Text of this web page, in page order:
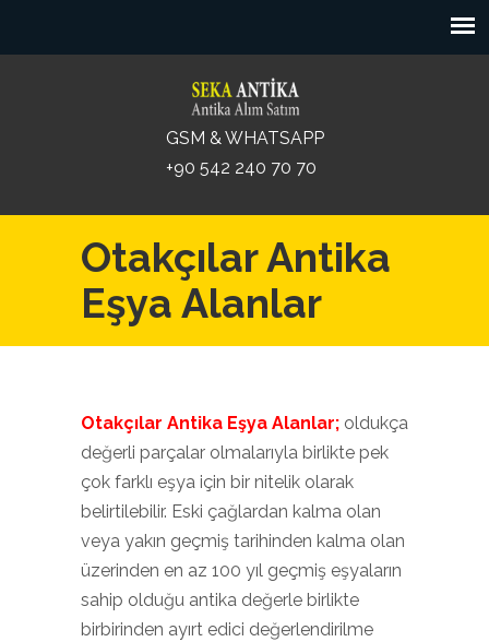
GSM & WHATSAPP
+90 542 240 70 70
Otakçılar Antika
Eşya Alanlar
Otakçılar Antika Eşya Alanlar; oldukça
değerli parçalar olmalarıyla birlikte pek
çok farklı eşya için bir nitelik olarak
belirtilebilir. Eski çağlardan kalma olan
veya yakın geçmiş tarihinden kalma olan
üzerinden en az 100 yıl geçmiş eşyaların
sahip olduğu antika değerle birlikte
birbirinden ayırt edici değerlendirilme